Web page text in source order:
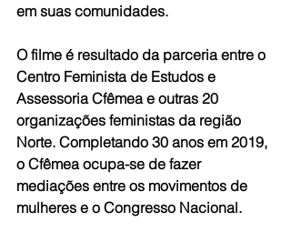
em suas comunidades.
O filme é resultado da parceria entre o
Centro Feminista de Estudos e
Assessoria Cfêmea e outras 20
organizações feministas da região
Norte. Completando 30 anos em 2019,
o Cfêmea ocupa-se de fazer
mediações entre os movimentos de
mulheres e o Congresso Nacional.